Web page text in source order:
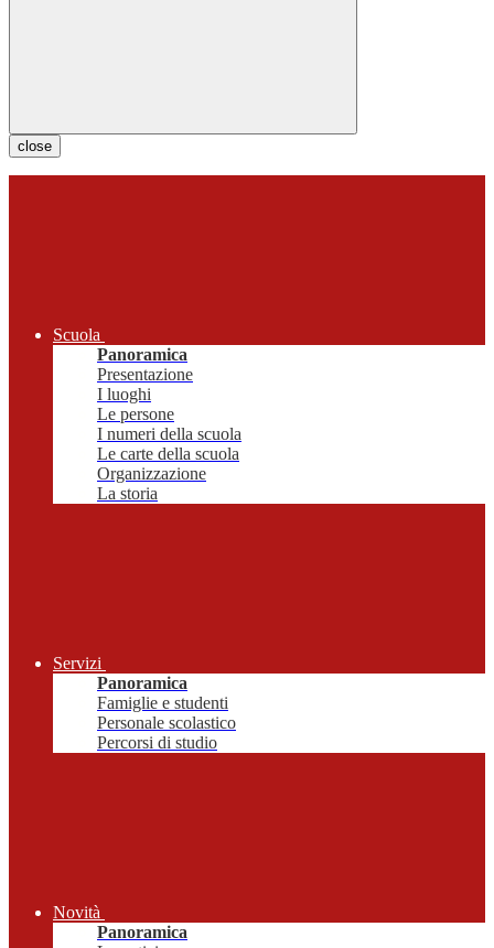
close
Scuola
Panoramica
Presentazione
I luoghi
Le persone
I numeri della scuola
Le carte della scuola
Organizzazione
La storia
Servizi
Panoramica
Famiglie e studenti
Personale scolastico
Percorsi di studio
Novità
Panoramica